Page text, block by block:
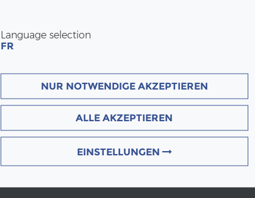
Language selection
FR
NUR NOTWENDIGE AKZEPTIEREN
ALLE AKZEPTIEREN
EINSTELLUNGEN